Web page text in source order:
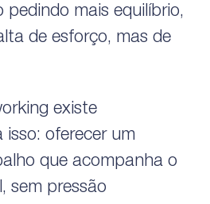
pedindo mais equilíbrio,
de esforço, mas de
existe
oferecer um
que acompanha o
sem pressão